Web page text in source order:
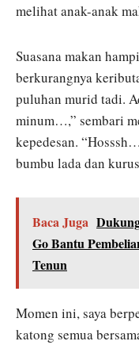
melihat anak-anak
Suasana makan
berkurangnya
puluhan murid tadi.
minum…,” sembari
kepedesan.
bumbu lada dan
Baca Juga
Go Bantu
Tenun
Momen ini, saya
katong semua